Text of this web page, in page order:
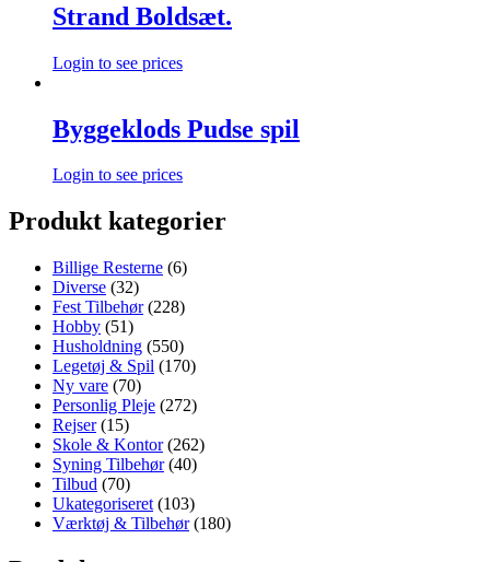
Strand Boldsæt.
Login to see prices
Byggeklods Pudse spil
Login to see prices
Produkt kategorier
Billige Resterne (6)
Diverse (32)
Fest Tilbehør (228)
Hobby (51)
Husholdning (550)
Legetøj & Spil (170)
Ny vare (70)
Personlig Pleje (272)
Rejser (15)
Skole & Kontor (262)
Syning Tilbehør (40)
Tilbud (70)
Ukategoriseret (103)
Værktøj & Tilbehør (180)